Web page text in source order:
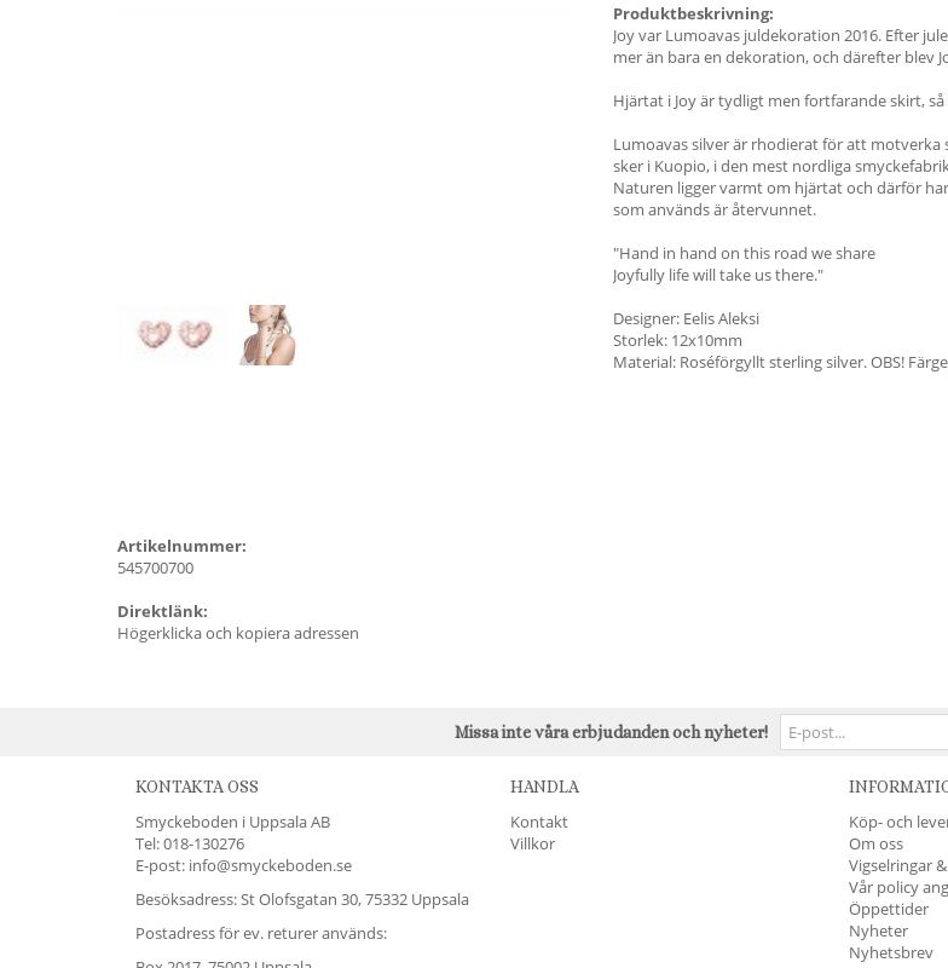
Produktbeskrivning:
Joy var Lumoavas juldekoration 2016. Efter
mer än bara en dekoration, och därefter blev
Hjärtat i Joy är tydligt men fortfarande skirt,
Lumoavas silver är rhodierat för att motverka
sker i Kuopio, i den mest nordliga
Naturen ligger varmt om hjärtat och därför
som används är återvunnet.
"Hand in hand on this road we share
Joyfully life will take us there."
Designer: Eelis Aleksi
Storlek: 12x10mm
Material: Roséförgyllt sterling silver. OBS!
Artikelnummer:
545700700
Direktlänk:
Högerklicka och kopiera adressen
Missa inte våra erbjudanden och nyheter!
KONTAKTA OSS
Smyckeboden i Uppsala AB
Tel:018-130276
E-post: info@smyckeboden.se
Besöksadress: St Olofsgatan 30, 75332 Uppsala
Postadress för ev. returer används:
HANDLA
Kontakt
Villkor
Köp- och
Om oss
Vigselringar
Vår policy
Öppettider
Nyheter
Nyhetsbrev